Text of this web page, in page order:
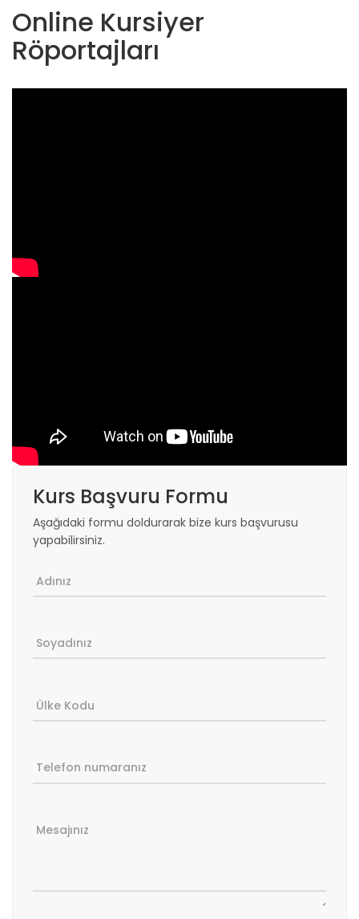
Online Kursiyer
Röportajları
Kurs Başvuru Formu
Aşağıdaki formu doldurarak bize kurs başvurusu
yapabilirsiniz.
Adınız
Soyadınız
Ülke Kodu
Telefon numaranız
Mesajınız